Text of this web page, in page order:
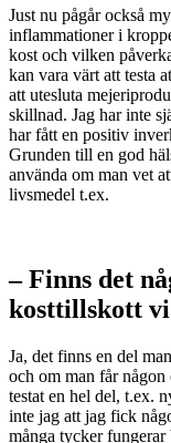
Just nu pågår också
inflammationer i
kost och vilken
kan vara värt att testa
att utesluta
skillnad. Jag har inte
har fått en positiv
Grunden till en god
använda om man vet
livsmedel t.ex.
– Finns det
kosttillskott
Ja, det finns en del
och om man får
testat en hel del, t.ex.
inte jag att jag fick
många tycker